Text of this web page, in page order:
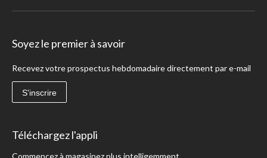
Soyez le premier à savoir
Recevez votre prospectus hebdomadaire directement par e-mail
S'inscrire
Téléchargez l'appli